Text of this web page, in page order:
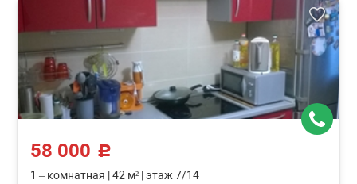
58 000 c
1 – комнатная 42 м² этаж 7/14